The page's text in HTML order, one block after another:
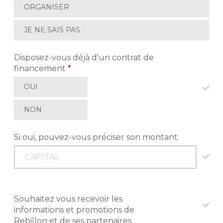
ORGANISER
JE NE SAIS PAS
Disposez-vous déjà d'un contrat de
financement*
OUI
NON
Si oui, pouvez-vous préciser son montant
Souhaitez vous recevoir les
informations et promotions de
Rebillon et de ses partenaires